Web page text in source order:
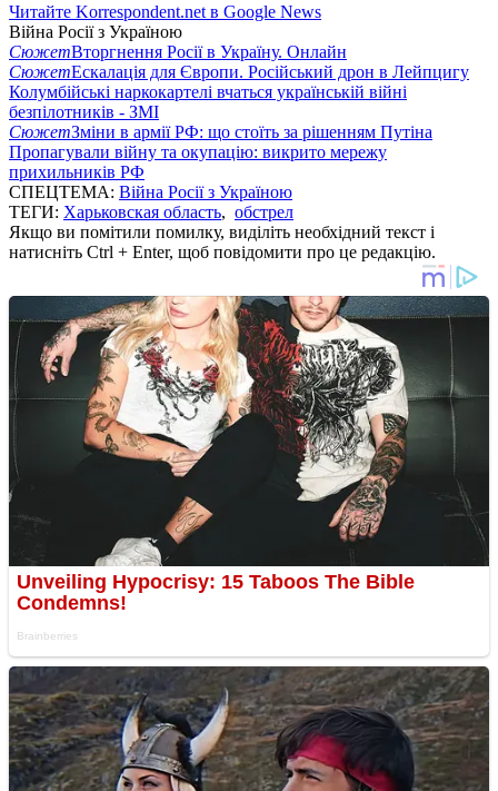
Читайте Korrespondent.net в Google News
Війна Росії з Україною
СюжетВторгнення Росії в Україну. Онлайн
СюжетЕскалація для Європи. Російський дрон в Лейпцигу
Колумбійські наркокартелі вчаться українській війні
безпілотників - ЗМІ
СюжетЗміни в армії РФ: що стоїть за рішенням Путіна
Пропагували війну та окупацію: викрито мережу
прихильників РФ
СПЕЦТЕМА: Війна Росії з Україною
ТЕГИ: Харьковская область, обстрел
Якщо ви помітили помилку, виділіть необхідний текст і
натисніть Ctrl + Enter, щоб повідомити про це редакцію.